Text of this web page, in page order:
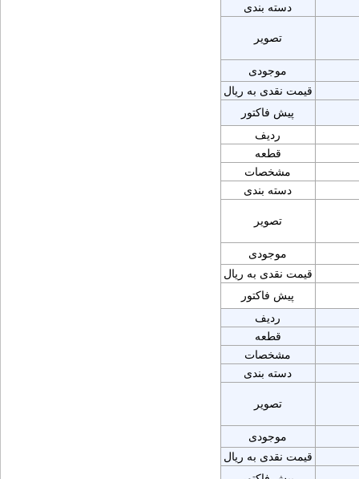
دسته بندی
تصویر
موجودی
قیمت نقدی به ریال
پیش فاکتور
ردیف
قطعه
مشخصات
دسته بندی
تصویر
موجودی
قیمت نقدی به ریال
پیش فاکتور
ردیف
قطعه
مشخصات
دسته بندی
تصویر
موجودی
قیمت نقدی به ریال